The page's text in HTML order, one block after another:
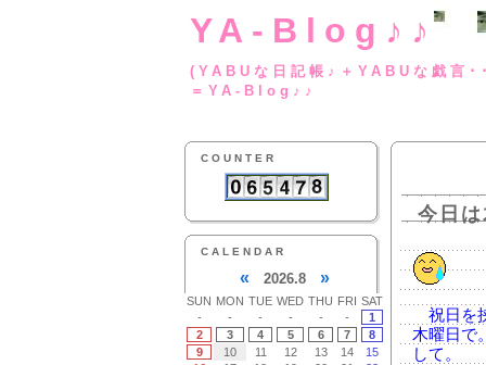
YA-Blog♪♪
(YABUな日記帳♪
＝YA-Blog♪♪
COUNTER
CALENDAR
« 2026.8 »
SUN MON TUE WED THU FRI SAT
-
- - - - -
1
2
3 4 5 6 7
8
9
10 11 12 13 14
15
今日
祝日を
木曜日で
して。